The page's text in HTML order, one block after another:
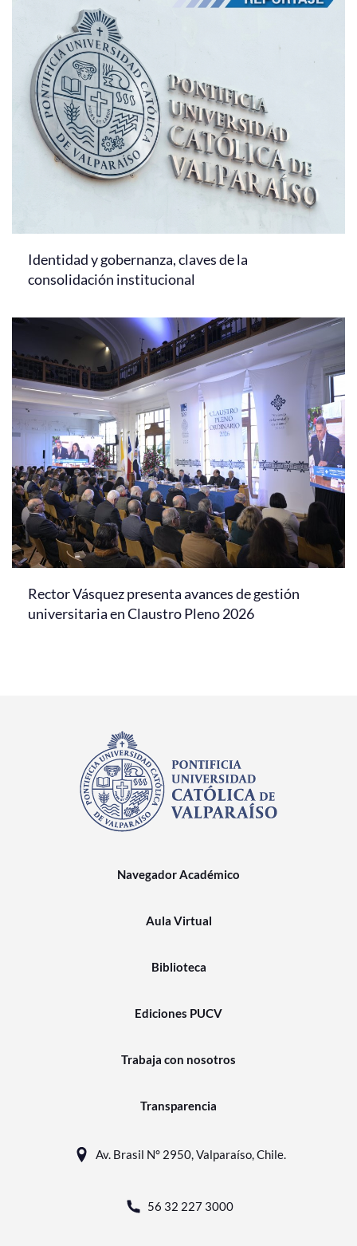
Identidad y gobernanza, claves de la
consolidación institucional
Rector Vásquez presenta avances de gestión
universitaria en Claustro Pleno 2026
Navegador Académico
Aula Virtual
Biblioteca
Ediciones PUCV
Trabaja con nosotros
Transparencia
Av. Brasil N° 2950, Valparaíso, Chile.
56 32 227 3000